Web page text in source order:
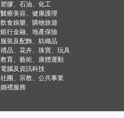
塑膠、石油、化工
醫療美容、健康護理
飲食娛樂、購物旅遊
銀行金融、地產保險
服裝及配飾、紡織品
禮品、花卉、珠寶、玩具
教育、藝術、康體運動
電腦及資訊科技
社團、宗教、公共事業
婚禮服務